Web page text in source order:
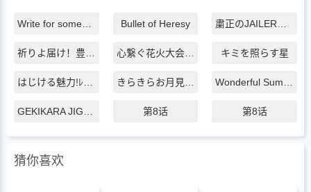
Bullet of Heresy
心繋ぐ花火大会2022 -in淡路島- キミを照らす星
第8话 第8话
猜你喜欢